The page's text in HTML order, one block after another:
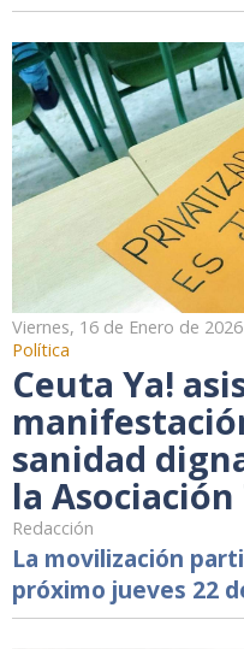
Viernes, 16 de Enero de 2026
Política
Ceuta Ya!
sanidad
la Asociación
Redacción
La movilización
próximo jueves 22